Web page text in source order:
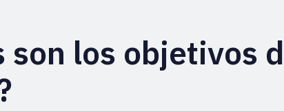
son los objetivos